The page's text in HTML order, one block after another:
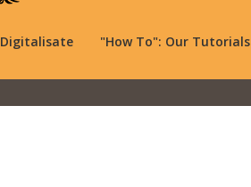
Digitalisate "How To": Our Tutorials